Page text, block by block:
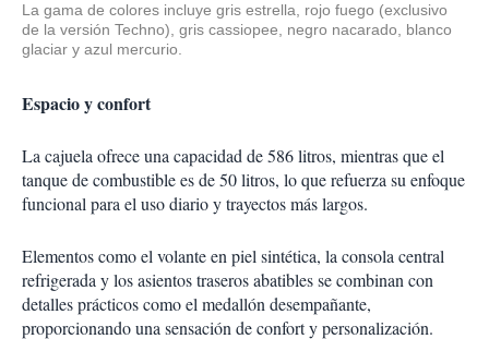
La gama de colores incluye gris estrella, rojo fuego (exclusivo
de la versión Techno), gris cassiopee, negro nacarado, blanco
glaciar y azul mercurio.
Espacio y confort
La cajuela ofrece una capacidad de 586 litros, mientras que el
tanque de combustible es de 50 litros, lo que refuerza su enfoque
funcional para el uso diario y trayectos más largos.
Elementos como el volante en piel sintética, la consola central
refrigerada y los asientos traseros abatibles se combinan con
detalles prácticos como el medallón desempañante,
proporcionando una sensación de confort y personalización.